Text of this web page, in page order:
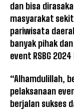
dan bisa
masyarakat
pariwisata
banyak pihak
event RSBG
“Alhamdulillah,
pelaksanaan
berjalan sukses